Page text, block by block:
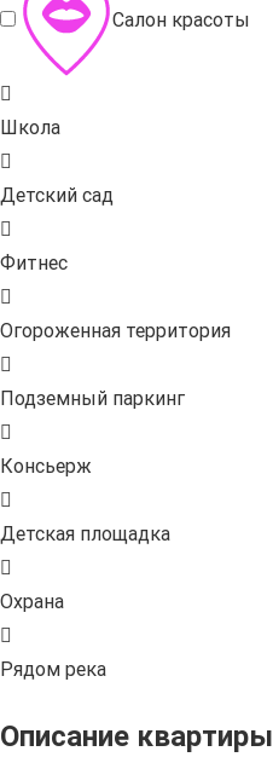
Салон красоты
Школа
Детский сад
Фитнес
Огороженная территория
Подземный паркинг
Консьерж
Детская площадка
Охрана
Рядом река
Описание квартиры